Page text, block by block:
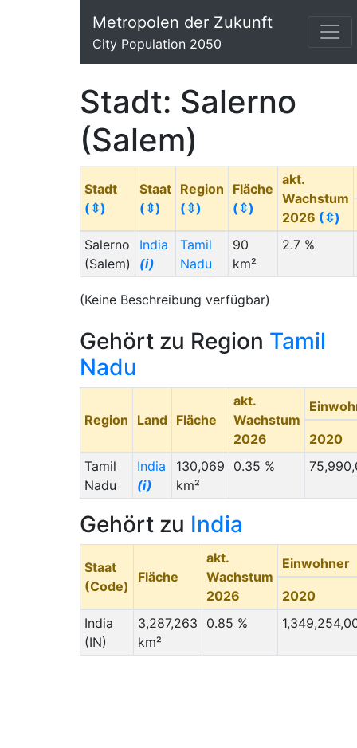
Metropolen der Zukunft
City Population 2050
Stadt: Salerno
(Salem)
Stadt
(⇳)
Staat
(⇳)
Region
(⇳)
Fläche
(⇳)
akt.
Wachstum
2026 (⇳)
Salerno
(Salem)
India
(i)
Tamil
Nadu
90
km²
2.7 %
(Keine Beschreibung verfügbar)
Gehört zu Region Tamil
Nadu
Region Land Fläche
akt.
Wachstum
2026
2020
Tamil
Nadu
India
(i)
130,069
km²
0.35 %
Gehört zu India
Staat
(Code)
Fläche
akt.
Wachstum
2026
Einwohner
2020
India
(IN)
3,287,263
km²
0.85 %